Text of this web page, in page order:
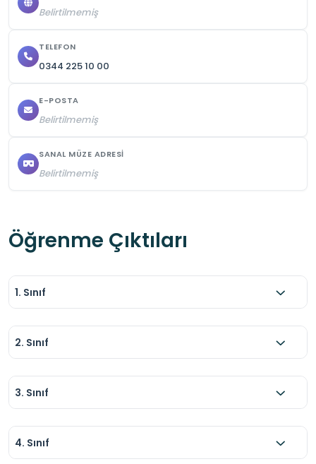
Belirtilmemiş
TELEFON
0344 225 10 00
E-POSTA
Belirtilmemiş
SANAL MÜZE ADRESI
Belirtilmemiş
Öğrenme Çıktıları
1. Sınıf
2. Sınıf
3. Sınıf
4. Sınıf